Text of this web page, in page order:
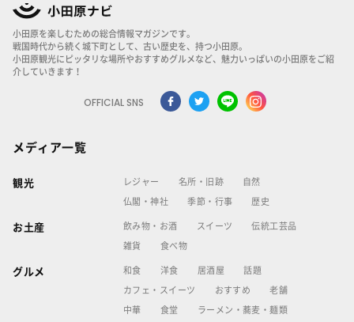
小田原を楽しむための総合情報マガジンです。
戦国時代から続く城下町として、古い歴史を、持つ小田原。
小田原観光にピッタリな場所やおすすめグルメなど、魅力いっぱいの小田原をご紹
介していきます！
OFFICIAL SNS
メディア一覧
観光 レジャー 名所・旧跡 自然
仏閣・神社 季節・行事 歴史
お土産 飲み物・お酒 スイーツ 伝統工芸品
雑貨 食べ物
グルメ 和食 洋食 居酒屋 話題
カフェ・スイーツ おすすめ 老舗
中華 食堂 ラーメン・蕎麦・麺類